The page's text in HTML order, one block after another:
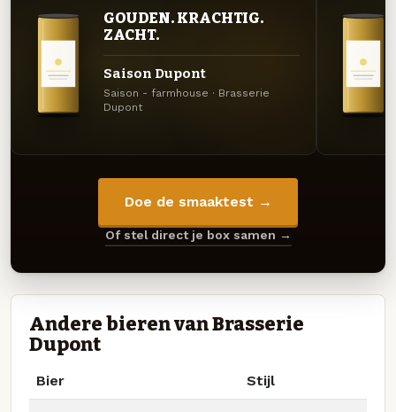
GOUDEN. KRACHTIG.
ZACHT.
Saison Dupont
Saison - farmhouse · Brasserie
Dupont
Doe de smaaktest →
Of stel direct je box samen →
Andere bieren van Brasserie
Dupont
Bier Stijl